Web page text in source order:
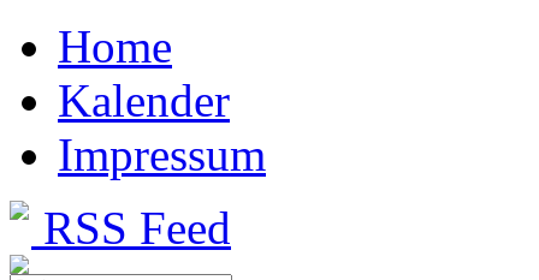
Home
Kalender
Impressum
RSS Feed